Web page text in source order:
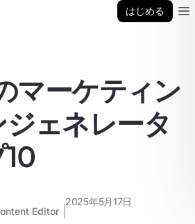
はじめる
マーケティン
ェネレータ
Editor
2025年5月17日